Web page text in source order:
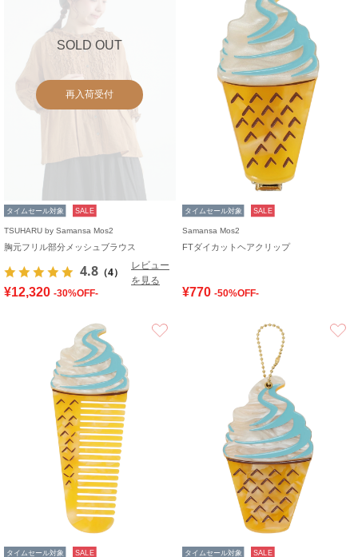
SOLD OUT
再入荷受付
タイムセール対象 SALE
TSUHARU by Samansa Mos2
胸元フリル部分メッシュブラウス
4.8 （4）
レビュー
を見る
¥12,320 -30%OFF-
タイムセール対象 SALE
Samansa Mos2
FTダイカットヘアクリップ
¥770 -50%OFF-
タイムセール対象 SALE タイムセール対象 SALE